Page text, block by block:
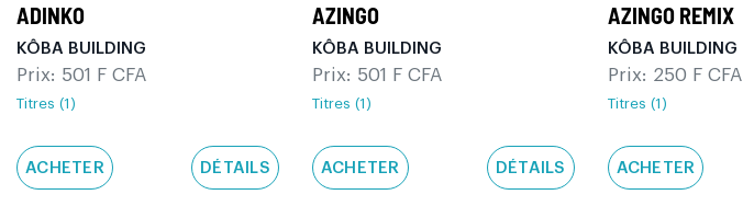
ADINKO
KÔBA BUILDING
Prix: 501 F CFA
Titres (1)
ACHETER DÉTAILS
AZINGO
KÔBA BUILDING
Prix: 501 F CFA
Titres (1)
ACHETER DÉTAILS
AZINGO REMIX
KÔBA BUILDING
Prix: 250 F CFA
Titres (1)
ACHETER